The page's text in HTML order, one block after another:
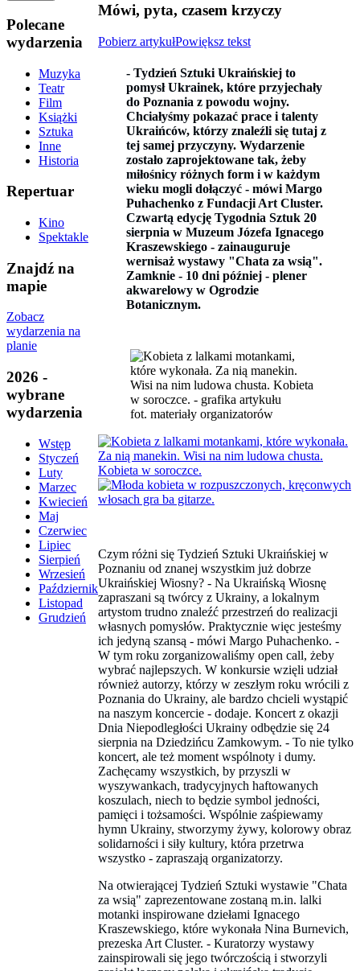
Polecane
wydarzenia
Muzyka
Teatr
Film
Książki
Sztuka
Inne
Historia
Repertuar
Kino
Spektakle
Znajdź na
mapie
Zobacz
wydarzenia na
planie
2026 -
wybrane
wydarzenia
Wstęp
Styczeń
Luty
Marzec
Kwiecień
Maj
Czerwiec
Lipiec
Sierpień
Wrzesień
Październik
Listopad
Grudzień
Mówi, pyta, czasem krzyczy
Pobierz artykułPowiększ tekst
- Tydzień Sztuki Ukraińskiej to
pomysł Ukrainek, które przyjechały
do Poznania z powodu wojny.
Chciałyśmy pokazać prace i talenty
Ukraińców, którzy znaleźli się tutaj z
tej samej przyczyny. Wydarzenie
zostało zaprojektowane tak, żeby
miłośnicy różnych form i w każdym
wieku mogli dołączyć - mówi Margo
Puhachenko z Fundacji Art Cluster.
Czwartą edycję Tygodnia Sztuk 20
sierpnia w Muzeum Józefa Ignacego
Kraszewskiego - zainauguruje
wernisaż wystawy "Chata za wsią".
Zamknie - 10 dni później - plener
akwarelowy w Ogrodzie
Botanicznym.
fot. materiały organizatorów
Czym różni się Tydzień Sztuki Ukraińskiej w
Poznaniu od znanej wszystkim już dobrze
Ukraińskiej Wiosny? - Na Ukraińską Wiosnę
zapraszani są twórcy z Ukrainy, a lokalnym
artystom trudno znaleźć przestrzeń do realizacji
własnych pomysłów. Praktycznie więc jesteśmy
ich jedyną szansą - mówi Margo Puhachenko. -
W tym roku zorganizowaliśmy open call, żeby
wybrać najlepszych. W konkursie wzięli udział
również autorzy, którzy w zeszłym roku wrócili z
Poznania do Ukrainy, ale bardzo chcieli wystąpić
na naszym koncercie - dodaje. Koncert z okazji
Dnia Niepodległości Ukrainy odbędzie się 24
sierpnia na Dziedzińcu Zamkowym. - To nie tylko
koncert, ale też moment wspólnoty i dumy.
Zachęcamy wszystkich, by przyszli w
wyszywankach, tradycyjnych haftowanych
koszulach, niech to będzie symbol jedności,
pamięci i tożsamości. Wspólnie zaśpiewamy
hymn Ukrainy, stworzymy żywy, kolorowy obraz
solidarności i siły kultury, która przetrwa
wszystko - zapraszają organizatorzy.
Na otwierającej Tydzień Sztuki wystawie "Chata
za wsią" zaprezentowane zostaną m.in. lalki
motanki inspirowane dziełami Ignacego
Kraszewskiego, które wykonała Nina Burnevich,
prezeska Art Cluster. - Kuratorzy wystawy
zainspirowali się jego twórczością i stworzyli